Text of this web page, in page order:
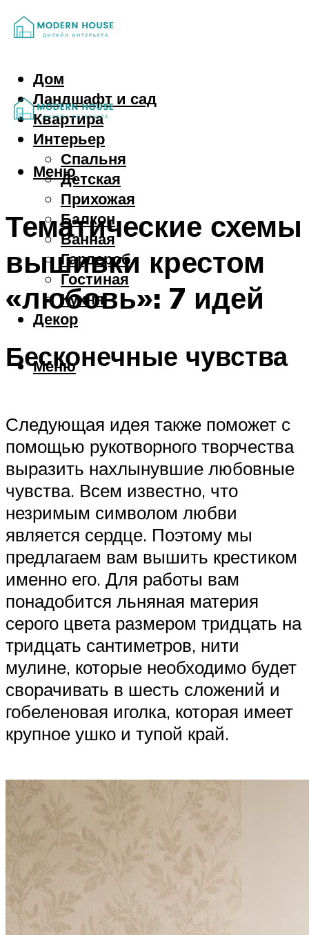
Дом
Ландшафт и сад
Квартира
Интерьер
Спальня
Детская
Прихожая
Балкон
Ванная
Гардероб
Гостиная
Кухня
Декор
Меню
Меню
Тематические схемы
вышивки крестом
«любовь»: 7 идей
Бесконечные чувства
Следующая идея также поможет с
помощью рукотворного творчества
выразить нахлынувшие любовные
чувства. Всем известно, что
незримым символом любви
является сердце. Поэтому мы
предлагаем вам вышить крестиком
именно его. Для работы вам
понадобится льняная материя
серого цвета размером тридцать на
тридцать сантиметров, нити
мулине, которые необходимо будет
сворачивать в шесть сложений и
гобеленовая иголка, которая имеет
крупное ушко и тупой край.